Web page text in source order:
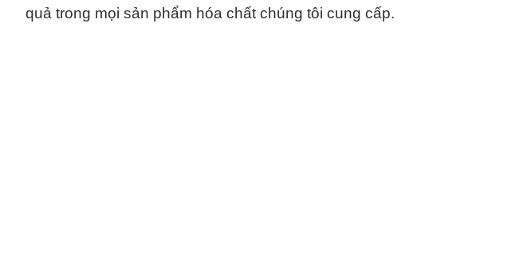
quả trong mọi sản phẩm hóa chất chúng tôi cung cấp.